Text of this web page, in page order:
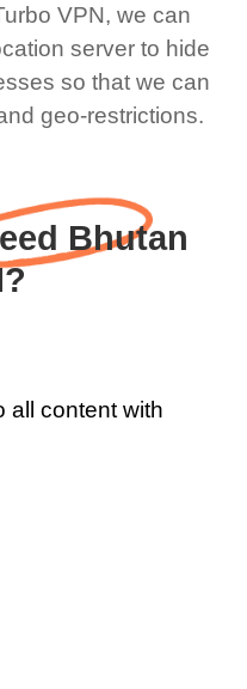
VPN, we can
server to hide
so that we can
geo-restrictions.
Bhutan